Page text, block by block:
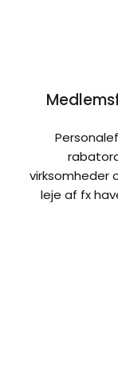
virksomheder
leje af fx